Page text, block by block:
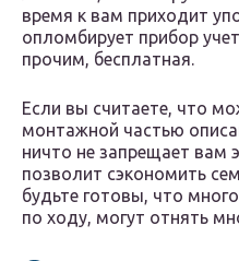
время к вам приходит
опломбирует прибор
прочим, бесплатная.
Если вы считаете, что
монтажной частью
ничто не запрещает вам
позволит сэкономить
будьте готовы, что
по ходу, могут отнять